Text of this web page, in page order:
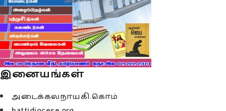
இனையங்கள்
அடைக்கலநாயகி.கொம்